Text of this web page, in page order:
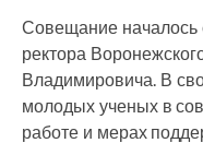
Совещание началось
ректора
Владимировича. В
молодых ученых в
работе и мерах